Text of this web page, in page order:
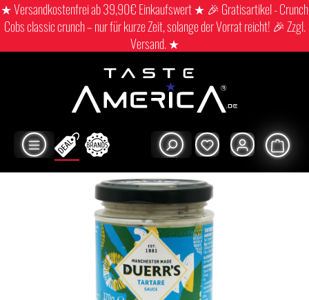
★ Versandkostenfrei ab 39,90€ Einkaufswert ★ 🎉 Gratisartikel - Crunch
Cobs classic crunch – nur für kurze Zeit, solange der Vorrat reicht! 🎉 Zzgl.
Versand. ★
Shop Hot stuff